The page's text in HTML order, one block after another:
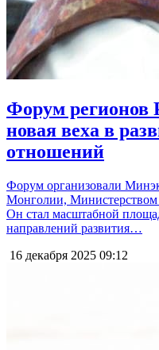
Форум регионов
новая веха в
отношений
Форум организовали
Монголии,
Он стал масштабной
направлений развития…
16 декабря 2025 09:12